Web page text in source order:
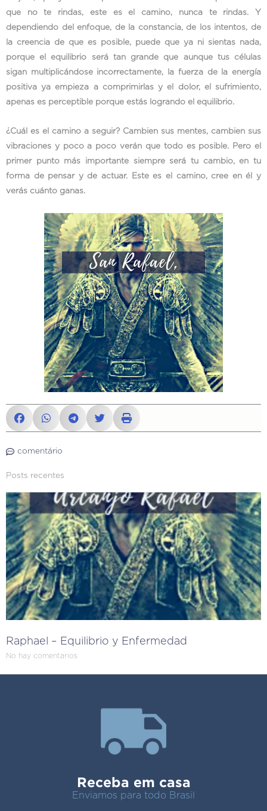
que no te rindas, este es el camino, nunca te rindas. Y
dependiendo del enfoque, de la constancia, de los intentos, de
la creencia de que es posible, puede que ya ni sientas nada,
porque el equilibrio será tan grande que aunque tus células
sigan multiplicándose incorrectamente, la fuerza de la energía
positiva ya empieza a comprimirlas y el dolor, el sufrimiento,
apenas es perceptible porque estás logrando el equilibrio.
¿Cuál es el camino a seguir? Cambien sus mentes, cambien sus
vibraciones y poco a poco verán que todo es posible. Pero el
primer punto más importante siempre será tu cambio, en tu
forma de pensar y de actuar. Este es el camino, cree en él y
verás cuánto ganas.
comentário
Posts recentes
Raphael – Equilibrio y Enfermedad
No hay comentarios
Receba em casa
Enviamos para todo Brasil